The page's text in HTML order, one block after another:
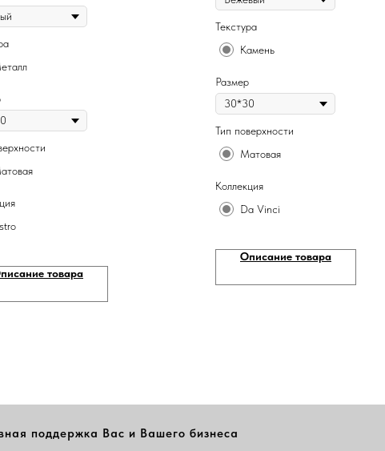
товара
Текстура
Камень
Размер
Тип поверхности
Матовая
Коллекция
Da Vinci
Описание товара
поддержка Вас и Вашего бизнеса